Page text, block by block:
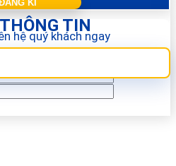
TIN
hệ quý khách ngay